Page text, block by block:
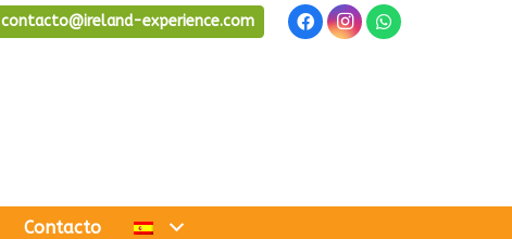
contacto@ireland-experience.com
Contacto